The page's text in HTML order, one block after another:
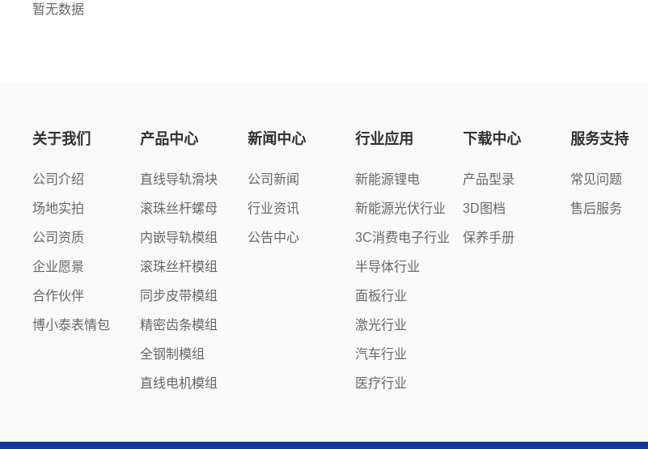
暂无数据
关于我们
公司介绍
场地实拍
公司资质
企业愿景
合作伙伴
博小泰表情包
产品中心
直线导轨滑块
滚珠丝杆螺母
内嵌导轨模组
滚珠丝杆模组
同步皮带模组
精密齿条模组
全钢制模组
直线电机模组
新闻中心
公司新闻
行业资讯
公告中心
行业应用
新能源锂电
新能源光伏行业
3C消费电子行业
半导体行业
面板行业
激光行业
汽车行业
医疗行业
下载中心
产品型录
3D图档
保养手册
服务支持
常见问题
售后服务